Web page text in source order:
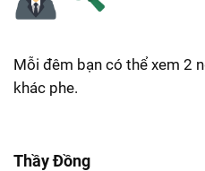
Mỗi đêm bạn có thể xem 2
khác phe.
Thầy Đồng